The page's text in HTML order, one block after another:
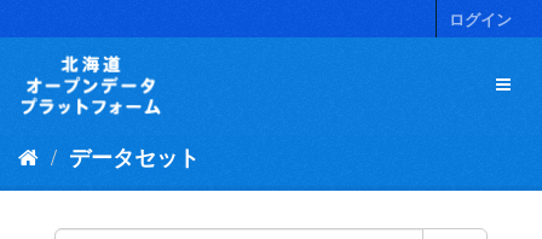
キ
ログイン
データセット